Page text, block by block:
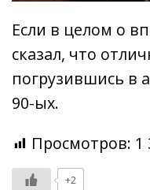
Если в целом о
сказал, что
погрузившись в
90-ых.
Просмотров: 1
+2